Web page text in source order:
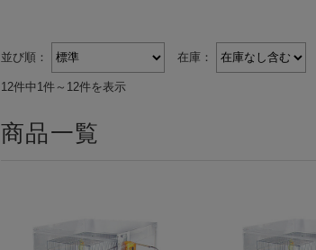
並び順： 在庫：
12件中1件～12件を表示
商品一覧